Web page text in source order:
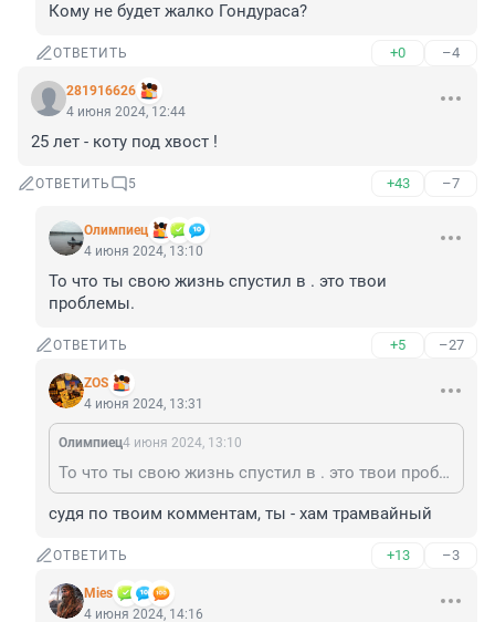
Кому не будет жалко Гондураса?
ОТВЕТИТЬ +0 –4
281916626
4 июня 2024, 12:44
25 лет - коту под хвост !
ОТВЕТИТЬ 5 +43 –7
Олимпиец
4 июня 2024, 13:10
То что ты свою жизнь спустил в . это твои
проблемы.
ОТВЕТИТЬ +5 –27
ZOS
4 июня 2024, 13:31
Олимпиец4 июня 2024, 13:10
То что ты свою жизнь спустил в . это твои проблемы.
судя по твоим комментам, ты - хам трамвайный
ОТВЕТИТЬ +13 –3
Mies
4 июня 2024, 14:16